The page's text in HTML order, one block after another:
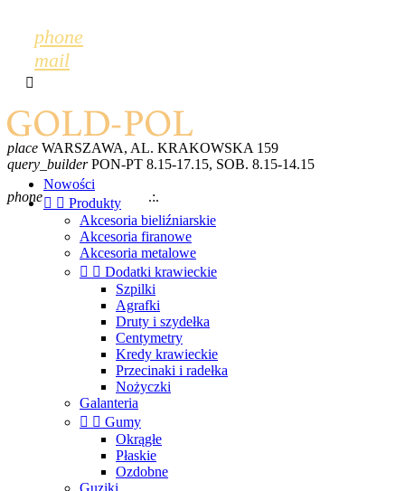
phone
mail

place WARSZAWA, AL. KRAKOWSKA 159
query_builderPON-PT 8.15-17.15, SOB. 8.15-14.15
mailGOLDPOL@GOLDPOL.PL
phone +48 600 243 702 .:.
Nowości
  Produkty
Akcesoria bieliźniarskie
Akcesoria firanowe
Akcesoria metalowe
  Dodatki krawieckie
Szpilki
Agrafki
Druty i szydełka
Centymetry
Kredy krawieckie
Przecinaki i radełka
Nożyczki
Galanteria
  Gumy
Okrągłe
Płaskie
Ozdobne
Guziki